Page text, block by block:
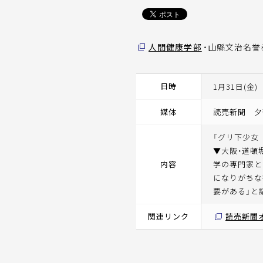
人間健康学部 ・山縣文治名
日時 1月31日(金)
媒体 読売新聞
内容
「グリ下少
▼大阪・道頓
学の専門家
になりがち
要がある」と
関連リンク 読売新聞